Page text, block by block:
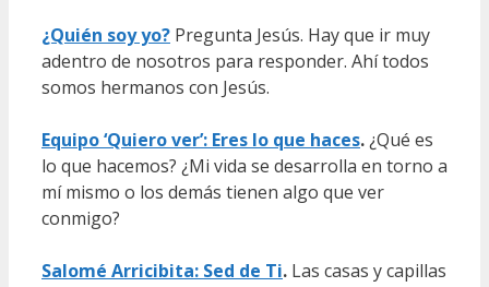
¿Quién soy yo? Pregunta Jesús. Hay que ir muy
adentro de nosotros para responder. Ahí todos
somos hermanos con Jesús.
Equipo ‘Quiero ver’: Eres lo que haces.¿Qué es
lo que hacemos? ¿Mi vida se desarrolla en torno a
mí mismo o los demás tienen algo que ver
conmigo?
Salomé Arricibita: Sed de Ti. Las casas y capillas